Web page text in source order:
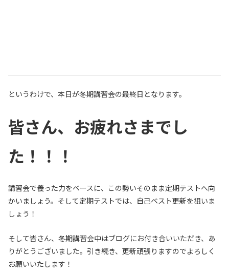
というわけで、本日が冬期講習会の最終日となります。
皆さん、お疲れさまでし
た！！！
講習会で養った力をベースに、この勢いそのまま定期テストへ向
かいましょう。そして定期テストでは、自己ベスト更新を狙いま
しょう！
そして皆さん、冬期講習会中はブログにお付き合いいただき、あ
りがとうございました。引き続き、更新頑張りますのでよろしく
お願いいたします！